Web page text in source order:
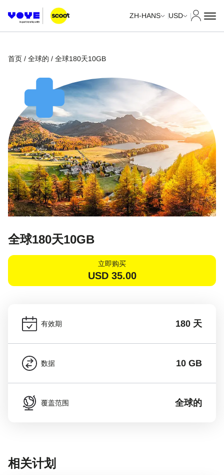
ZH-HANS USD
首页 / 全球的 / 全球180天10GB
全球180天10GB
立即购买
USD 35.00
有效期 180 天
数据 10 GB
覆盖范围 全球的
相关计划